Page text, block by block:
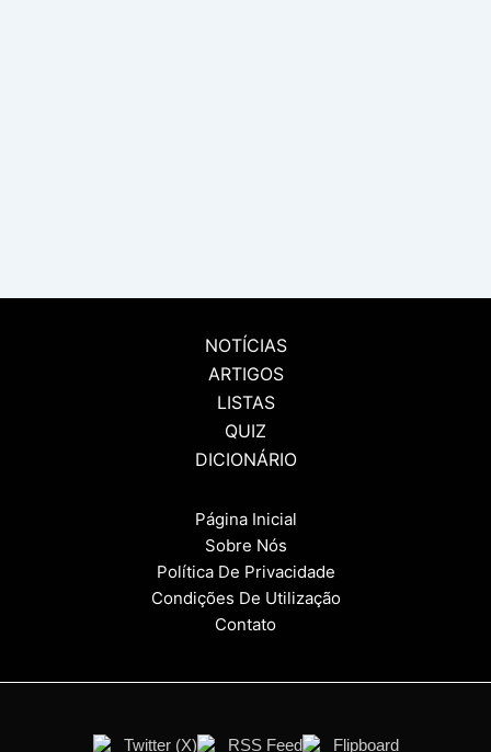
NOTÍCIAS
ARTIGOS
LISTAS
QUIZ
DICIONÁRIO
Página Inicial
Sobre Nós
Política De Privacidade
Condições De Utilização
Contato
Twitter (X) RSS Feed Flipboard